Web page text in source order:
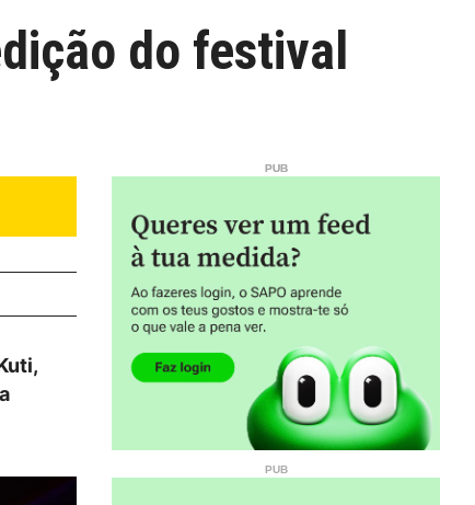
do festival